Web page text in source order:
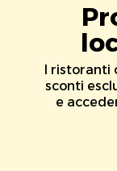
I ristoranti
sconti
e